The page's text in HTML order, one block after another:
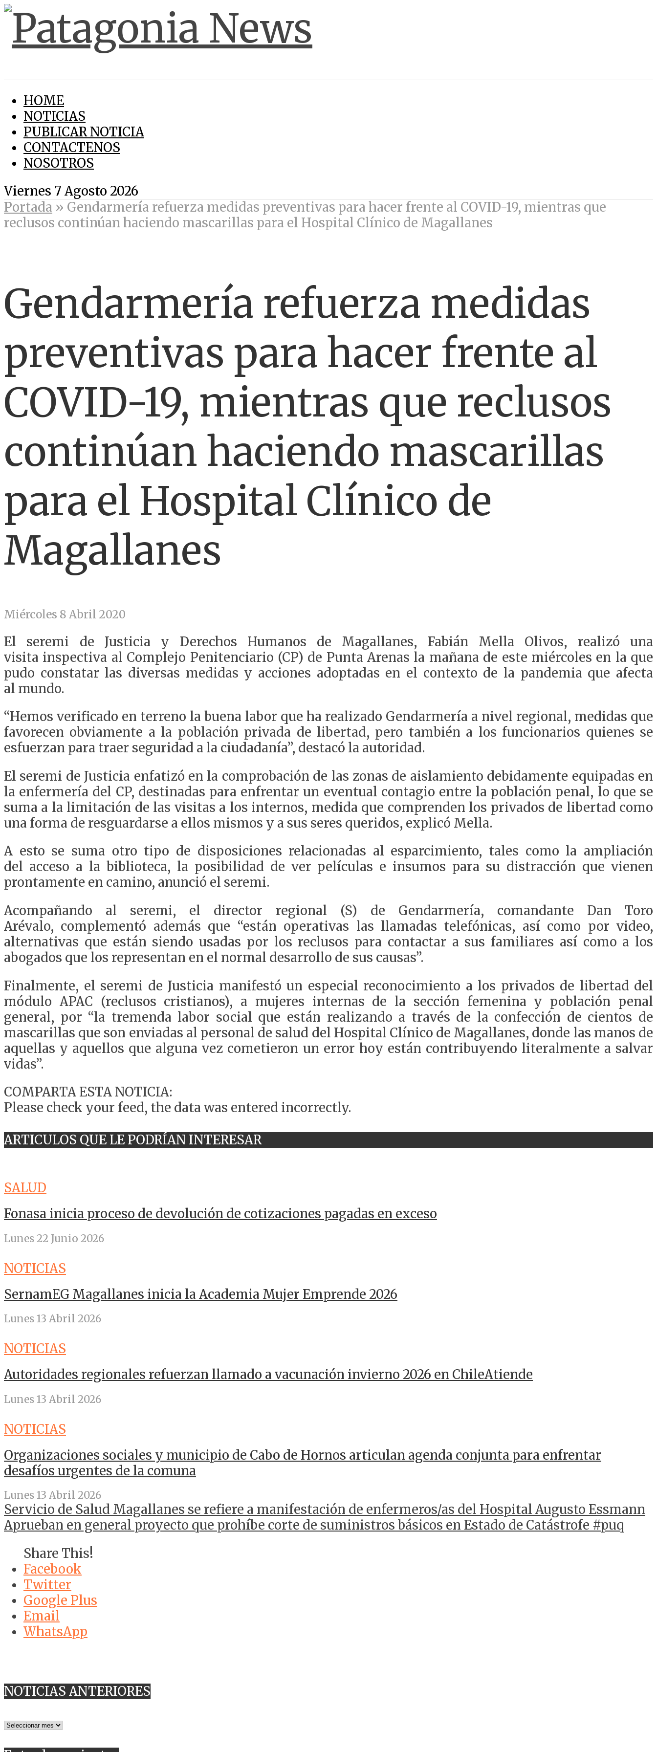
HOME
NOTICIAS
PUBLICAR NOTICIA
CONTACTENOS
NOSOTROS
Viernes 7 Agosto 2026
Portada » Gendarmería refuerza medidas preventivas para hacer frente al COVID-19, mientras que
reclusos continúan haciendo mascarillas para el Hospital Clínico de Magallanes
Gendarmería refuerza medidas
preventivas para hacer frente al
COVID-19, mientras que reclusos
continúan haciendo mascarillas
para el Hospital Clínico de
Magallanes
Miércoles 8 Abril 2020
El seremi de Justicia y Derechos Humanos de Magallanes, Fabián Mella Olivos, realizó una
visita inspectiva al Complejo Penitenciario (CP) de Punta Arenas la mañana de este miércoles en la que
pudo constatar las diversas medidas y acciones adoptadas en el contexto de la pandemia que afecta
al mundo.
“Hemos verificado en terreno la buena labor que ha realizado Gendarmería a nivel regional, medidas que
favorecen obviamente a la población privada de libertad, pero también a los funcionarios quienes se
esfuerzan para traer seguridad a la ciudadanía”, destacó la autoridad.
El seremi de Justicia enfatizó en la comprobación de las zonas de aislamiento debidamente equipadas en
la enfermería del CP, destinadas para enfrentar un eventual contagio entre la población penal, lo que se
suma a la limitación de las visitas a los internos, medida que comprenden los privados de libertad como
una forma de resguardarse a ellos mismos y a sus seres queridos, explicó Mella.
A esto se suma otro tipo de disposiciones relacionadas al esparcimiento, tales como la ampliación
del acceso a la biblioteca, la posibilidad de ver películas e insumos para su distracción que vienen
prontamente en camino, anunció el seremi.
Acompañando al seremi, el director regional (S) de Gendarmería, comandante Dan Toro
Arévalo, complementó además que “están operativas las llamadas telefónicas, así como por video,
alternativas que están siendo usadas por los reclusos para contactar a sus familiares así como a los
abogados que los representan en el normal desarrollo de sus causas”.
Finalmente, el seremi de Justicia manifestó un especial reconocimiento a los privados de libertad del
módulo APAC (reclusos cristianos), a mujeres internas de la sección femenina y población penal
general, por “la tremenda labor social que están realizando a través de la confección de cientos de
mascarillas que son enviadas al personal de salud del Hospital Clínico de Magallanes, donde las manos de
aquellas y aquellos que alguna vez cometieron un error hoy están contribuyendo literalmente a salvar
vidas”.
COMPARTA ESTA NOTICIA:
Please check your feed, the data was entered incorrectly.
ARTICULOS QUE LE PODRÍAN INTERESAR
SALUD
Fonasa inicia proceso de devolución de cotizaciones pagadas en exceso
Lunes 22 Junio 2026
NOTICIAS
SernamEG Magallanes inicia la Academia Mujer Emprende 2026
Lunes 13 Abril 2026
NOTICIAS
Autoridades regionales refuerzan llamado a vacunación invierno 2026 en ChileAtiende
Lunes 13 Abril 2026
NOTICIAS
Organizaciones sociales y municipio de Cabo de Hornos articulan agenda conjunta para enfrentar
desafíos urgentes de la comuna
Lunes 13 Abril 2026
Servicio de Salud Magallanes se refiere a manifestación de enfermeros/as del Hospital Augusto Essmann
Aprueban en general proyecto que prohíbe corte de suministros básicos en Estado de Catástrofe #puq
Share This!
Facebook
Twitter
Google Plus
Email
WhatsApp
NOTICIAS ANTERIORES
NOTICIAS